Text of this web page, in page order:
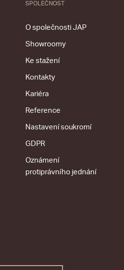
SPOLEČNOST
O společnosti JAP
Showroomy
Ke stažení
Kontakty
Kariéra
Reference
Nastavení soukromí
GDPR
Oznámení
protiprávního jednání